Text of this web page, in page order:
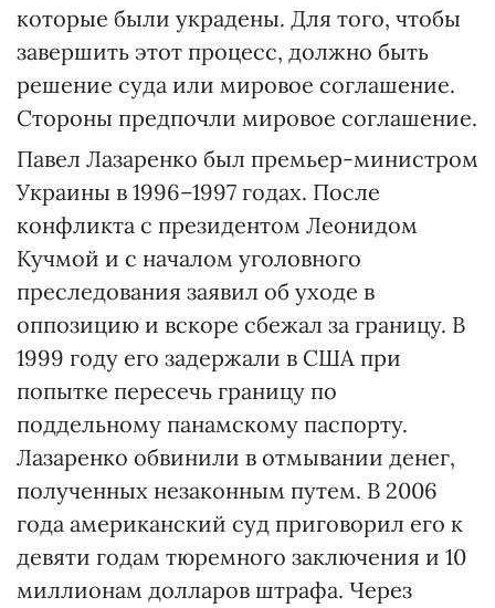
которые были украдены. Для того, чтобы
завершить этот процесс, должно быть
решение суда или мировое соглашение.
Стороны предпочли мировое соглашение.
Павел Лазаренко был премьер-министром
Украины в 1996–1997 годах. После
конфликта с президентом Леонидом
Кучмой и с началом уголовного
преследования заявил об уходе в
оппозицию и вскоре сбежал за границу. В
1999 году его задержали в США при
попытке пересечь границу по
поддельному панамскому паспорту.
Лазаренко обвинили в отмывании денег,
полученных незаконным путем. В 2006
года американский суд приговорил его к
девяти годам тюремного заключения и 10
миллионам долларов штрафа. Через